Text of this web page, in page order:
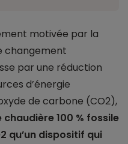
motivée par la
changement
par une réduction
d’énergie
de carbone (CO2),
chaudière 100 % fossile
qu’un dispositif qui